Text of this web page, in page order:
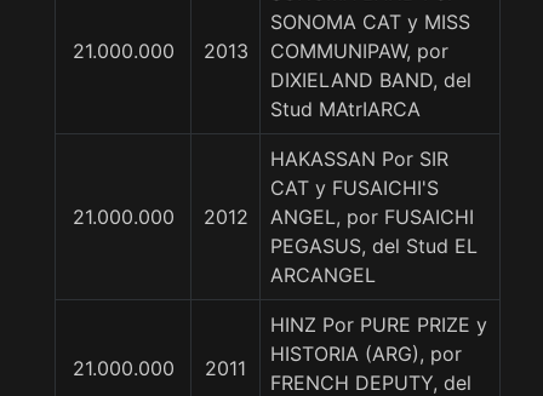
21.000.000 2013
SONOMA CAT y MISS
COMMUNIPAW, por
DIXIELAND BAND, del
Stud MAtrIARCA
21.000.000 2012
HAKASSAN Por SIR
CAT y FUSAICHI'S
ANGEL, por FUSAICHI
PEGASUS, del Stud EL
ARCANGEL
21.000.000 2011
HINZ Por PURE PRIZE y
HISTORIA (ARG), por
FRENCH DEPUTY, del